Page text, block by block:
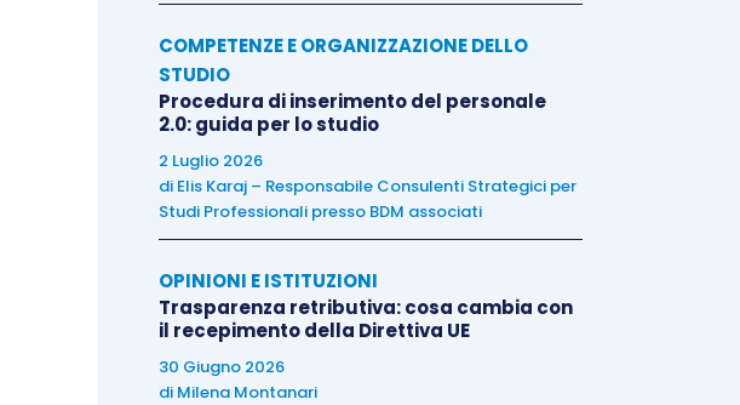
COMPETENZE E ORGANIZZAZIONE DELLO
STUDIO
Procedura di inserimento del personale
2.0: guida per lo studio
2 Luglio 2026
di Elis Karaj – Responsabile Consulenti Strategici per
Studi Professionali presso BDM associati
OPINIONI E ISTITUZIONI
Trasparenza retributiva: cosa cambia con
il recepimento della Direttiva UE
30 Giugno 2026
di Milena Montanari